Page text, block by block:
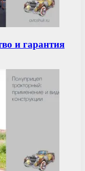
и гарантия